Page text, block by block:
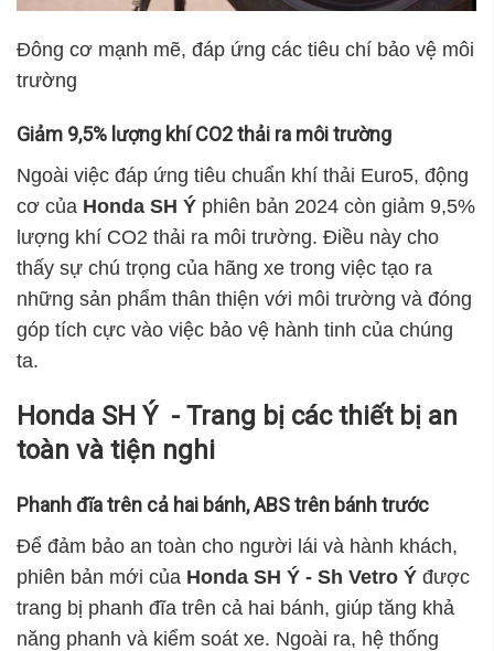
Đông cơ mạnh mẽ, đáp ứng các tiêu chí bảo vệ môi
trường
Giảm 9,5% lượng khí CO2 thải ra môi trường
Ngoài việc đáp ứng tiêu chuẩn khí thải Euro5, động
cơ của Honda SH Ý phiên bản 2024 còn giảm 9,5%
lượng khí CO2 thải ra môi trường. Điều này cho
thấy sự chú trọng của hãng xe trong việc tạo ra
những sản phẩm thân thiện với môi trường và đóng
góp tích cực vào việc bảo vệ hành tinh của chúng
ta.
Honda SH Ý - Trang bị các thiết bị an
toàn và tiện nghi
Phanh đĩa trên cả hai bánh, ABS trên bánh trước
Để đảm bảo an toàn cho người lái và hành khách,
phiên bản mới của Honda SH Ý - Sh Vetro Ý được
trang bị phanh đĩa trên cả hai bánh, giúp tăng khả
năng phanh và kiểm soát xe. Ngoài ra, hệ thống